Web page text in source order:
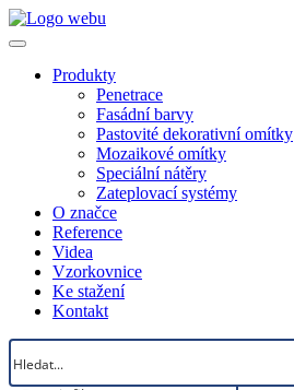
Produkty
Penetrace
Fasádní barvy
Pastovité dekorativní omítky
Mozaikové omítky
Speciální nátěry
Zateplovací systémy
O značce
Reference
Videa
Vzorkovnice
Ke stažení
Kontakt